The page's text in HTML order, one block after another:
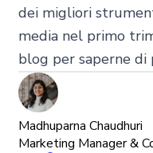
dei migliori
media nel primo
blog per saperne di
Madhuparna Chaudhuri
Marketing Manager &